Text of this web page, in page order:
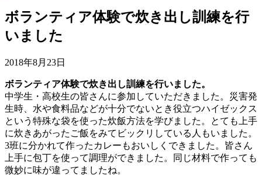
ボランティア体験で炊き出し訓練を行
いました
2018年8月23日
ボランティア体験で炊き出し訓練を行いました。
中学生・高校生の皆さんに参加していただきました。災害発
生時、水や食料品などが十分でないとき役立つハイゼックス
という特殊な袋を使った炊飯方法を学びました。とても上手
に炊きあがったご飯をみてビックリしている人もいました。
3班に分かれて作ったカレーもおいしくできました。皆さん
上手に包丁を使って調理ができました。同じ材料で作っても
微妙に味が違ってましたね。